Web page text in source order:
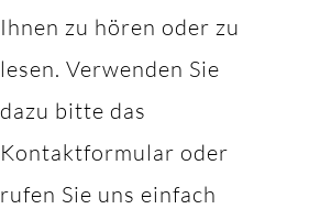
Ihnen zu hören oder zu
lesen. Verwenden Sie
dazu bitte das
Kontaktformular oder
rufen Sie uns einfach